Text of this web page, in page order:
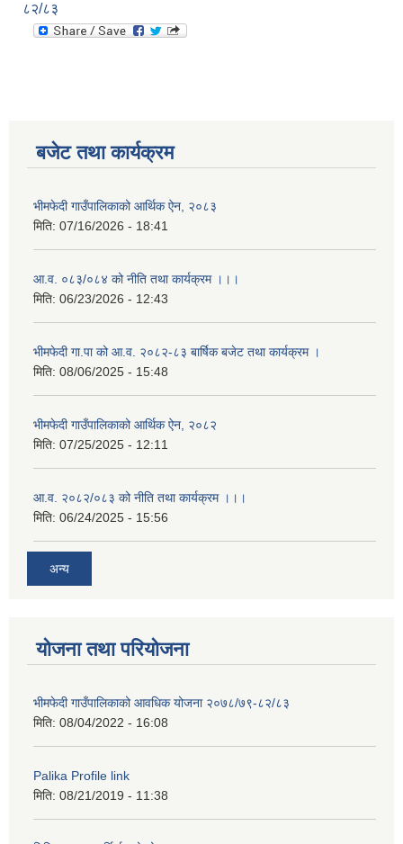
८२/८३
बजेट तथा कार्यक्रम
भीमफेदी गाउँपालिकाको आर्थिक ऐन, २०८३
मिति: 07/16/2026 - 18:41
आ.व. ०८३/०८४ को नीति तथा कार्यक्रम ।।।
मिति: 06/23/2026 - 12:43
भीमफेदी गा.पा को आ.व. २०८२-८३ बार्षिक बजेट तथा कार्यक्रम ।
मिति: 08/06/2025 - 15:48
भीमफेदी गाउँपालिकाको आर्थिक ऐन, २०८२
मिति: 07/25/2025 - 12:11
आ.व. २०८२/०८३ को नीति तथा कार्यक्रम ।।।
मिति: 06/24/2025 - 15:56
अन्य
योजना तथा परियोजना
भीमफेदी गाउँपालिकाको आवधिक योजना २०७८/७९-८२/८३
मिति: 08/04/2022 - 16:08
Palika Profile link
मिति: 08/21/2019 - 11:38